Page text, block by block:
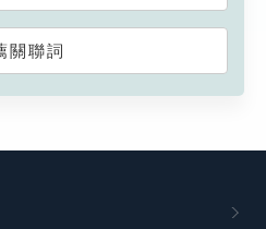
關聯詞